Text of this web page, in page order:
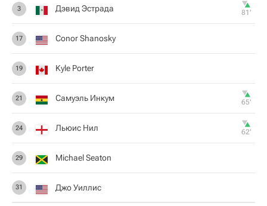
3 Дэвид Эстрада 81‎’‎
17 Conor Shanosky
19 Kyle Porter
21 Самуэль Инкум 65‎’‎
24 Льюис Нил 62‎’‎
29 Michael Seaton
31 Джо Уиллис